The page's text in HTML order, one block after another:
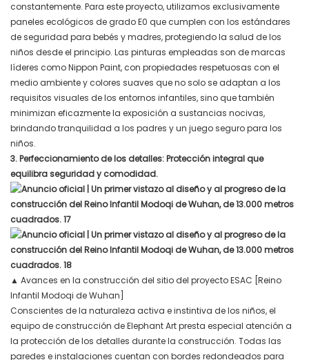
constantemente. Para este proyecto, utilizamos exclusivamente
paneles ecológicos de grado E0 que cumplen con los estándares
de seguridad para bebés y madres, protegiendo la salud de los
niños desde el principio. Las pinturas empleadas son de marcas
líderes como Nippon Paint, con propiedades respetuosas con el
medio ambiente y colores suaves que no solo se adaptan a los
requisitos visuales de los entornos infantiles, sino que también
minimizan eficazmente la exposición a sustancias nocivas,
brindando tranquilidad a los padres y un juego seguro para los
niños.
3. Perfeccionamiento de los detalles: Protección integral que
equilibra seguridad y comodidad.
▲ Avances en la construcción del sitio del proyecto ESAC [Reino
Infantil Modoqi de Wuhan]
Conscientes de la naturaleza activa e instintiva de los niños, el
equipo de construcción de Elephant Art presta especial atención a
la protección de los detalles durante la construcción. Todas las
paredes e instalaciones cuentan con bordes redondeados para